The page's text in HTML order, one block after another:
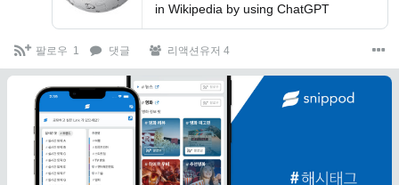
in Wikipedia by using ChatGPT
팔로우 1 댓글 리액션유저 4